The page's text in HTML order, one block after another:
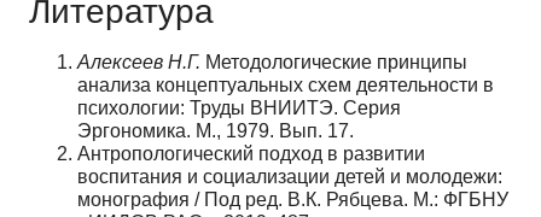
Литература
Алексеев Н.Г. Методологические принципы
анализа концептуальных схем деятельности в
психологии: Труды ВНИИТЭ. Серия
Эргономика. М., 1979. Вып. 17.
Антропологический подход в развитии
воспитания и социализации детей и молодежи:
монография / Под ред. В.К. Рябцева. М.: ФГБНУ